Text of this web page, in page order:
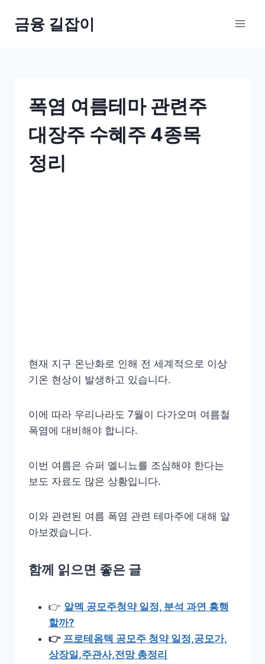
금융 길잡이
폭염 여름테마 관련주
대장주 수혜주 4종목
정리
현재 지구 온난화로 인해 전 세계적으로 이상
기온 현상이 발생하고 있습니다.
이에 따라 우리나라도 7월이 다가오며 여름철
폭염에 대비해야 합니다.
이번 여름은 슈퍼 엘니뇨를 조심해야 한다는
보도 자료도 많은 상황입니다.
이와 관련된 여름 폭염 관련 테마주에 대해 알
아보겠습니다.
함께 읽으면 좋은 글
👉 알멕 공모주청약 일정, 분석 과연 흥행
할까?
👉 프로테옴텍 공모주 청약 일정,공모가,
상장일,주관사,전망 총정리